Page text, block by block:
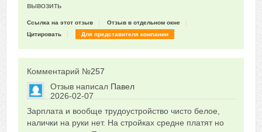
вывозить
Ссылка на этот отзыв
Отзыв в отдельном окне
Цитировать
Для представителя компании
Комментарий №257
Отзыв написал Павел
2026-02-07
0
Сказать друзьям об отзыве
Зарплата и вообще трудоустройство чисто белое,
налички на руки нет. На стройках средне платят но